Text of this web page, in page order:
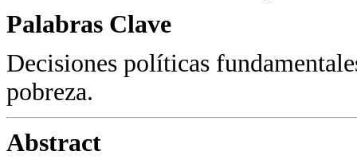
Palabras Clave
Decisiones políticas
pobreza.
Abstract